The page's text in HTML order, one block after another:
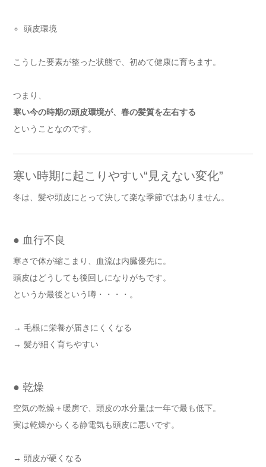
頭皮環境
こうした要素が整った状態で、初めて健康に育ちます。
つまり、
寒い今の時期の頭皮環境が、春の髪質を左右する
ということなのです。
寒い時期に起こりやすい“見えない変化”
冬は、髪や頭皮にとって決して楽な季節ではありません。
● 血行不良
寒さで体が縮こまり、血流は内臓優先に。
頭皮はどうしても後回しになりがちです。
というか最後という噂・・・・。
→ 毛根に栄養が届きにくくなる
→ 髪が細く育ちやすい
● 乾燥
空気の乾燥＋暖房で、頭皮の水分量は一年で最も低下。
実は乾燥からくる静電気も頭皮に悪いです。
→ 頭皮が硬くなる